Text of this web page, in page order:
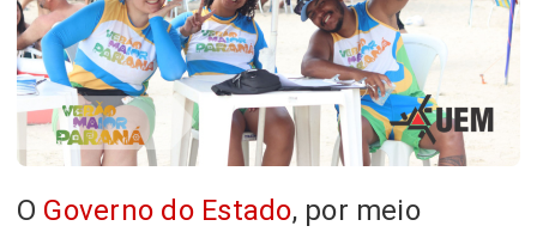
O Governo do Estado, por meio